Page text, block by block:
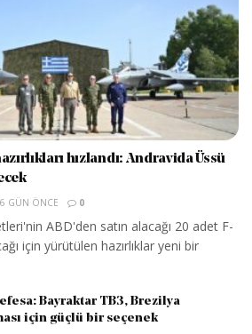
hızlandı: Andravida Üssü
6 GÜN ÖNCE 0
ABD'den satın alacağı 20 adet F-
için yürütülen hazırlıklar yeni bir
Bayraktar TB3, Brezilya
için güçlü bir seçenek